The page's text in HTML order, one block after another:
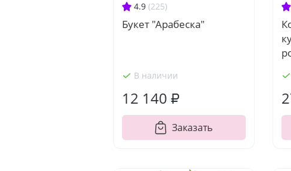
4.9 (225)
Букет "Арабеска"
В наличии
12 140 ₽
Заказать